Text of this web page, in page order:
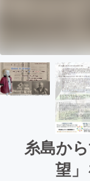
糸島か
望